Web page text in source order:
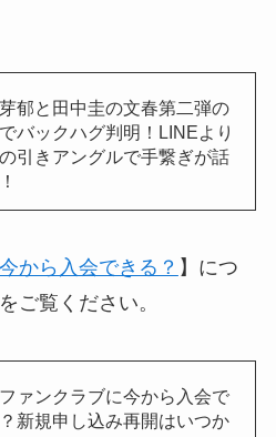
郁と田中圭の文春第二弾の
バックハグ判明！LINEより
引きアングルで手繋ぎが話
から入会できる？ 】につ
ご覧ください。
ァンクラブに今から入会で
新規申し込み再開はいつか